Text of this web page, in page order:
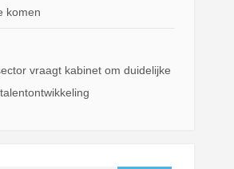
komen
vraagt kabinet om duidelijke